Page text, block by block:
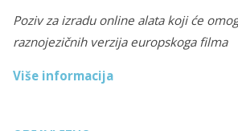
Poziv za izradu online alata kojiće
raznojezičnih verzija europskoga filma
Više informacija